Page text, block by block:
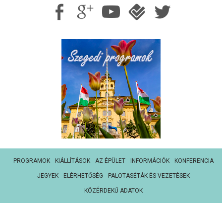
PROGRAMOK KIÁLLÍTÁSOK AZ ÉPÜLET INFORMÁCIÓK KONFERENCIA
JEGYEK ELÉRHETŐSÉG PALOTASÉTÁK ÉS VEZETÉSEK
KÖZÉRDEKŰ ADATOK